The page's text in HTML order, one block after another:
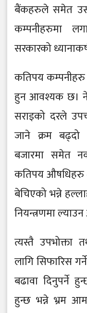
बैंकहरुले समेत
कम्पनीहरुमा
सरकारको
कतिपय कम्पनीहरु
हुन आवश्यक छ।
सराइको दरले
जाने क्रम
बजारमा समेत
कतिपय औषधिहरु
बेचिएको भन्ने
नियन्त्रणमा
त्यस्तै उपभोक्ता
लागि सिफारिस
बढावा दिनुपर्ने
हुन्छ भन्ने भ्रम